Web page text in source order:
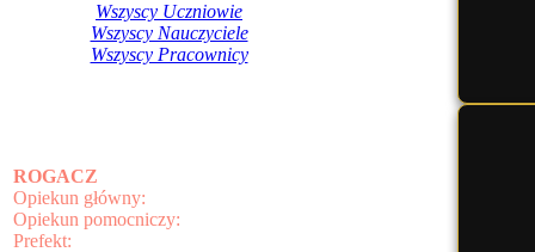
Wszyscy Uczniowie
Wszyscy Nauczyciele
Wszyscy Pracownicy
ROGACZ
Opiekun główny:
Opiekun pomocniczy:
Prefekt: